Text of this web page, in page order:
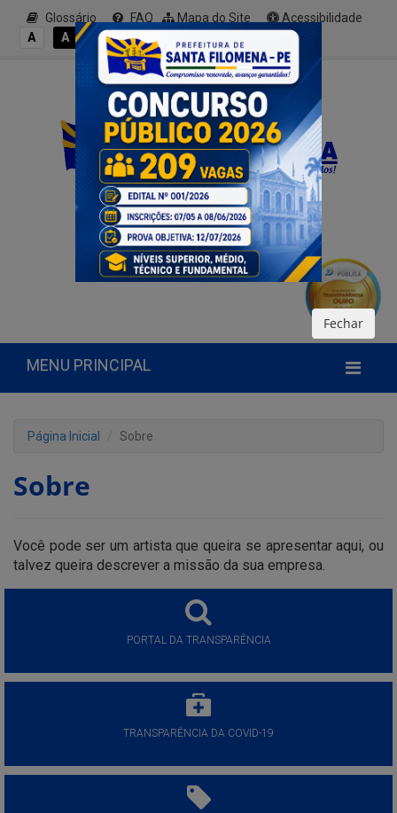
Glossário FAQ Mapa do Site
Acessibilidade
A
A A- A A+
MENU PRINCIPAL
Página Inicial Sobre
Sobre
Você pode ser um artista que queira se apresentar aqui, ou
talvez queira descrever a missão da sua empresa.
PORTAL DA TRANSPARÊNCIA
TRANSPARÊNCIA DA COVID-19
Fechar